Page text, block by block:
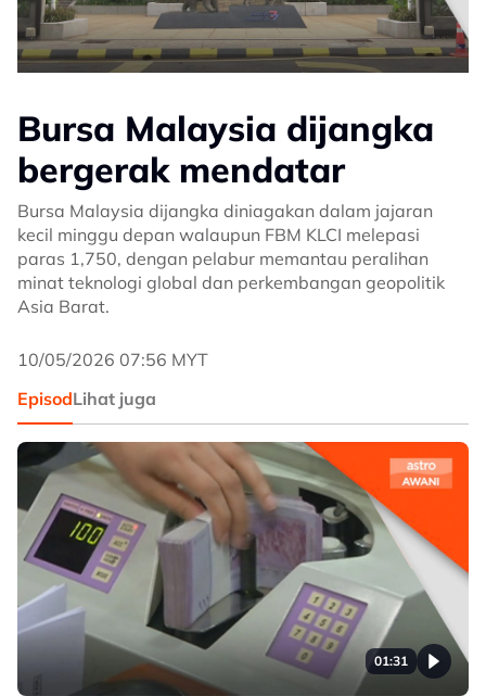
Bursa Malaysia dijangka
bergerak mendatar
Bursa Malaysia dijangka diniagakan dalam jajaran
kecil minggu depan walaupun FBM KLCI melepasi
paras 1,750, dengan pelabur memantau peralihan
minat teknologi global dan perkembangan geopolitik
Asia Barat.
10/05/2026 07:56 MYT
EpisodLihat juga
01:31